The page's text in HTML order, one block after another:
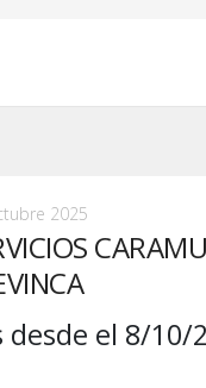
2025
desde el 8/10/